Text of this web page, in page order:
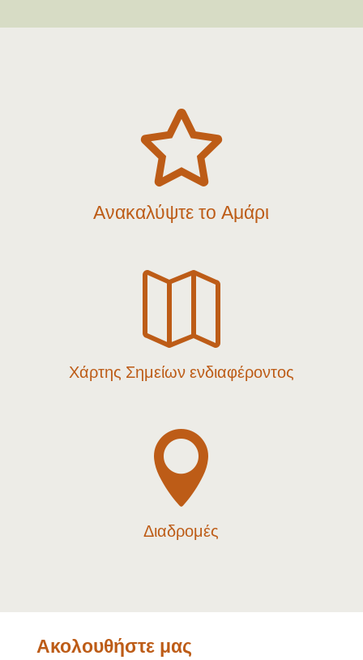

Ανακαλύψτε το Αμάρι

Χάρτης Σημείων ενδιαφέροντος

Διαδρομές
Ακολουθήστε μας